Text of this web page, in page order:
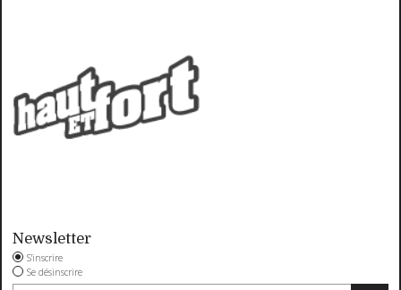
Newsletter
S'inscrire
Se désinscrire